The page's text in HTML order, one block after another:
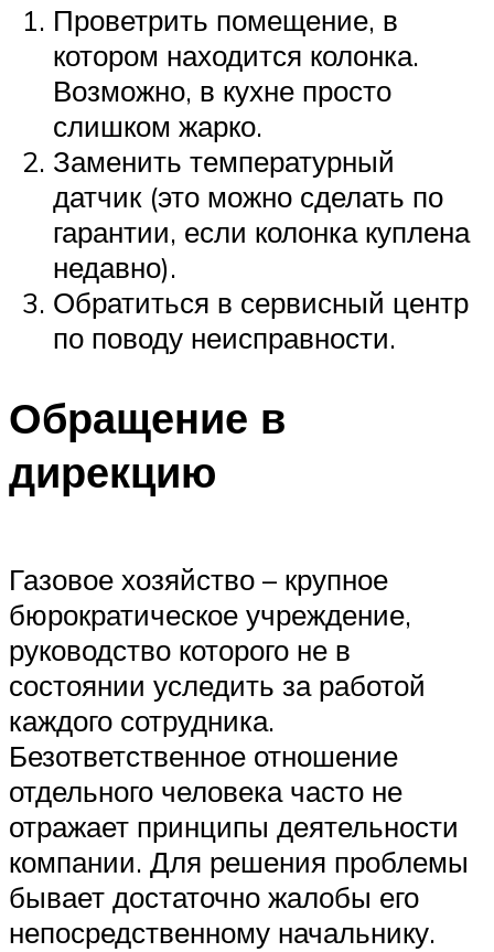
Проветрить помещение, в
котором находится колонка.
Возможно, в кухне просто
слишком жарко.
Заменить температурный
датчик (это можно сделать по
гарантии, если колонка куплена
недавно).
Обратиться в сервисный центр
по поводу неисправности.
Обращение в
дирекцию
Газовое хозяйство – крупное
бюрократическое учреждение,
руководство которого не в
состоянии уследить за работой
каждого сотрудника.
Безответственное отношение
отдельного человека часто не
отражает принципы деятельности
компании. Для решения проблемы
бывает достаточно жалобы его
непосредственному начальнику.